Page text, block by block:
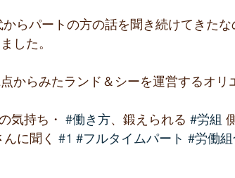
からパートの方の話を聞き続けてきた
した。
からみたランド＆シーを運営するオリ
気持ち・ #働き方、鍛えられる #労組
んに聞く #1 #フルタイムパート #労働